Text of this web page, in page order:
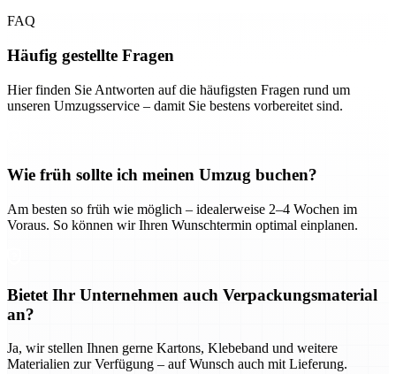
FAQ
Häufig gestellte Fragen
Hier finden Sie Antworten auf die häufigsten Fragen rund um
unseren Umzugsservice – damit Sie bestens vorbereitet sind.
Wie früh sollte ich meinen Umzug buchen?
Am besten so früh wie möglich – idealerweise 2–4 Wochen im
Voraus. So können wir Ihren Wunschtermin optimal einplanen.
Bietet Ihr Unternehmen auch Verpackungsmaterial
an?
Ja, wir stellen Ihnen gerne Kartons, Klebeband und weitere
Materialien zur Verfügung – auf Wunsch auch mit Lieferung.